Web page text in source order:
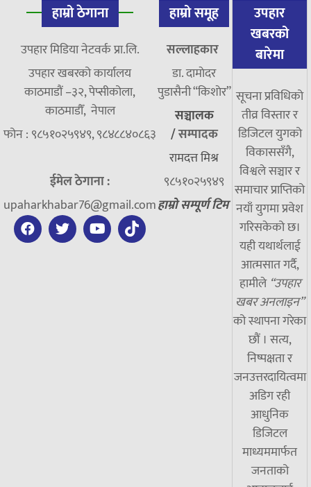
हाम्रो ठेगाना
उपहार मिडिया नेटवर्क प्रा.लि.
उपहार खबरको कार्यालय
काठमाडौं –३२, पेप्सीकोला,
काठमाडौँ, नेपाल
फोन : ९८५१०२५९४९, ९८४८८४०८६३
ईमेल ठेगाना :
upaharkhabar76@gmail.com
हाम्रो समूह
सल्लाहकार
डा. दामाेदर
पुडासैनी “किशाेर”
सञ्चालक
/सम्पादक
रामदत्त मिश्र
९८५१०२५९४९
हाम्रो सम्पूर्ण टिम
उपहार
खबरको
बारेमा
सूचना प्रविधिको
तीव्र विस्तार र
डिजिटल युगको
विकाससँगै,
विश्वले सञ्चार र
समाचार प्राप्तिको
नयाँ युगमा प्रवेश
गरिसकेको छ।
यही यथार्थलाई
आत्मसात गर्दै,
हामीले “उपहार
खबर अनलाइन”
को स्थापना गरेका
छौं । सत्य,
निष्पक्षता र
जनउत्तरदायित्वमा
अडिग रही
आधुनिक
डिजिटल
माध्यममार्फत
जनताको